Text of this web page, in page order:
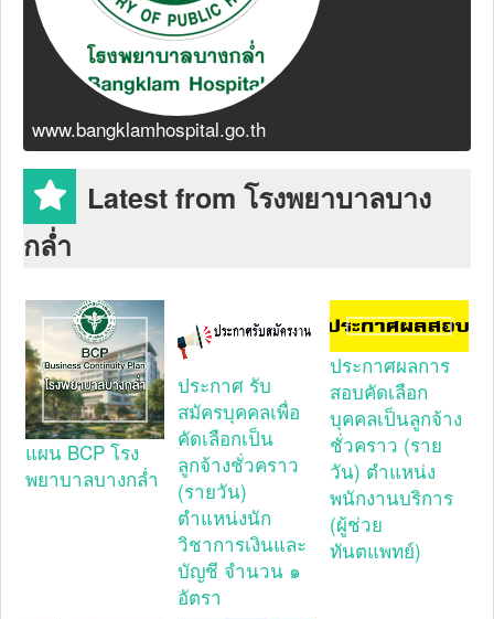
www.bangklamhospital.go.th
Latest from โรงพยาบาลบาง
กล่ำ
แผน BCP โรง
พยาบาลบางกล่ำ
ประกาศ รับ
สมัครบุคคลเพื่อ
คัดเลือกเป็น
ลูกจ้างชั่วคราว
(รายวัน)
ตำแหน่งนัก
วิชาการเงินและ
บัญชี จำนวน ๑
อัตรา
ประกาศผลการ
สอบคัดเลือก
บุคคลเป็นลูกจ้าง
ชั่วคราว (ราย
วัน) ตำแหน่ง
พนักงานบริการ
(ผู้ช่วย
ทันตแพทย์)